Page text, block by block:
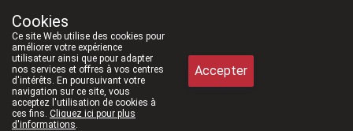
011/610300
Cookies
Ce site Web utilise des cookies pour
améliorer votre expérience
utilisateur ainsi que pour adapter
nos services et offres à vos centres
d'intérêts. En poursuivant votre
navigation sur ce site, vous
acceptez l'utilisation de cookies à
ces fins. Cliquez ici pour plus
d'informations.
Accepter